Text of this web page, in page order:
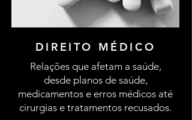
DIREITO MÉDICO
Relações que afetam a saúde,
desde planos de saúde,
medicamentos e erros médicos até
cirurgias e tratamentos recusados.